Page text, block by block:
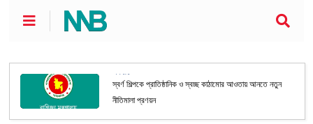
স্বর্ণ শিল্পকে প্রাতিষ্ঠানিক ও স্বচ্ছ কাঠামোর আওতায় আনতে নতুন
নীতিমালা প্রণয়ন